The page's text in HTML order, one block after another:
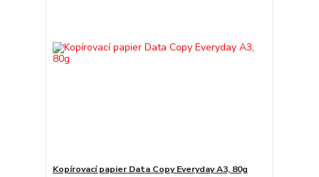
Kopírovací papier Data Copy Everyday A3, 80g